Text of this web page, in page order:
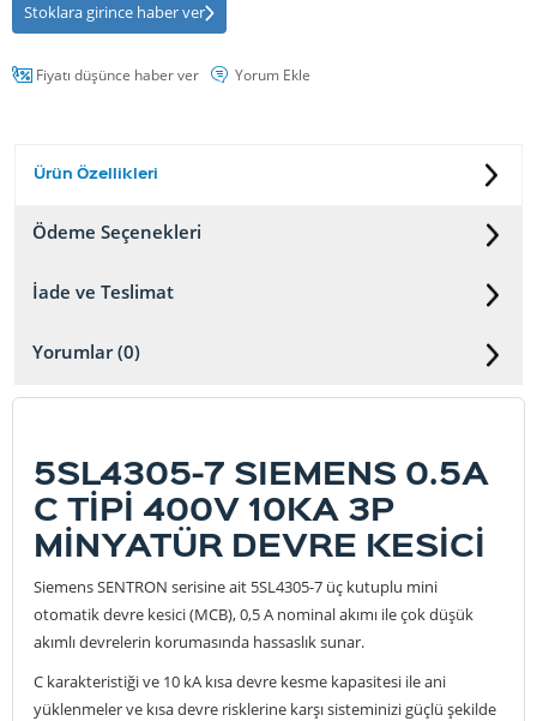
Stoklara girince haber ver
Fiyatı düşünce haber ver Yorum Ekle
Ürün Özellikleri
Ödeme Seçenekleri
İade ve Teslimat
Yorumlar (0)
5SL4305-7 SIEMENS 0.5A
C TİPİ 400V 10KA 3P
MİNYATÜR DEVRE KESİCİ
Siemens SENTRON serisine ait 5SL4305-7 üç kutuplu mini
otomatik devre kesici (MCB), 0,5 A nominal akımı ile çok düşük
akımlı devrelerin korumasında hassaslık sunar.
C karakteristiği ve 10 kA kısa devre kesme kapasitesi ile ani
yüklenmeler ve kısa devre risklerine karşı sisteminizi güçlü şekilde